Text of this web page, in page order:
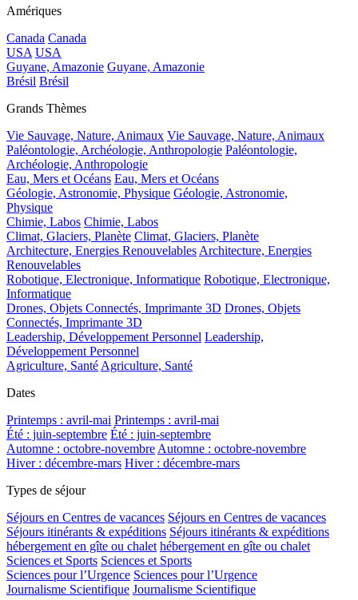
Amériques
Canada Canada
USA USA
Guyane, Amazonie Guyane, Amazonie
Brésil Brésil
Grands Thèmes
Vie Sauvage, Nature, Animaux Vie Sauvage, Nature, Animaux
Paléontologie, Archéologie, Anthropologie Paléontologie,
Archéologie, Anthropologie
Eau, Mers et Océans Eau, Mers et Océans
Géologie, Astronomie, Physique Géologie, Astronomie,
Physique
Chimie, Labos Chimie, Labos
Climat, Glaciers, Planète Climat, Glaciers, Planète
Architecture, Energies Renouvelables Architecture, Energies
Renouvelables
Robotique, Electronique, Informatique Robotique, Electronique,
Informatique
Drones, Objets Connectés, Imprimante 3D Drones, Objets
Connectés, Imprimante 3D
Leadership, Développement Personnel Leadership,
Développement Personnel
Agriculture, Santé Agriculture, Santé
Dates
Printemps : avril-mai Printemps : avril-mai
Été : juin-septembre Été : juin-septembre
Automne : octobre-novembre Automne : octobre-novembre
Hiver : décembre-mars Hiver : décembre-mars
Types de séjour
Séjours en Centres de vacances Séjours en Centres de vacances
Séjours itinérants & expéditions Séjours itinérants & expéditions
hébergement en gîte ou chalet hébergement en gîte ou chalet
Sciences et Sports Sciences et Sports
Sciences pour l’Urgence Sciences pour l’Urgence
Journalisme Scientifique Journalisme Scientifique